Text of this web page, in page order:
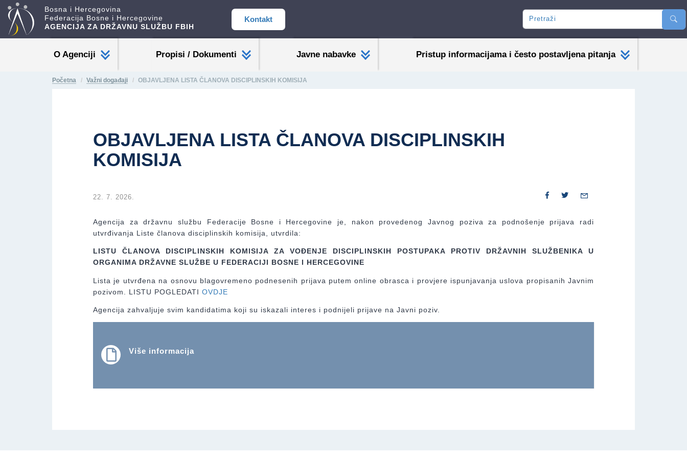
Bosna i Hercegovina
Federacija Bosne i Hercegovine
AGENCIJA ZA DRŽAVNU SLUŽBU FBIH
Kontakt Pretraži
O Agenciji Propisi / Dokumenti Javne nabavke Pristup informacijama i često postavljena pitanja
Početna Važni događaji OBJAVLJENA LISTA ČLANOVA DISCIPLINSKIH KOMISIJA
OBJAVLJENA LISTA ČLANOVA DISCIPLINSKIH
KOMISIJA
22. 7. 2026.
Agencija za državnu službu Federacije Bosne i Hercegovine je, nakon provedenog Javnog poziva za podnošenje prijava radi
utvrđivanja Liste članova disciplinskih komisija, utvrdila:
LISTU ČLANOVA DISCIPLINSKIH KOMISIJA ZA VOĐENJE DISCIPLINSKIH POSTUPAKA PROTIV DRŽAVNIH SLUŽBENIKA U
ORGANIMA DRŽAVNE SLUŽBE U FEDERACIJI BOSNE I HERCEGOVINE
Lista je utvrđena na osnovu blagovremeno podnesenih prijava putem online obrasca i provjere ispunjavanja uslova propisanih Javnim
pozivom. LISTU POGLEDATI OVDJE
Agencija zahvaljuje svim kandidatima koji su iskazali interes i podnijeli prijave na Javni poziv.
Više informacija